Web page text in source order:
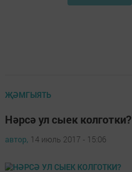
ҖӘМГЫЯТЬ
Нәрсә ул сыек колготки?
автор, 14 июль 2017 - 15:06